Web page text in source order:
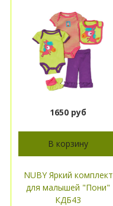
1650 руб
В корзину
NUBY Яркий комплект
для малышей "Пони"
КДБ43